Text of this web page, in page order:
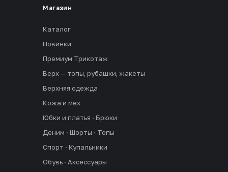
Магазин
Каталог
Новинки
Премиум Трикотаж
Верх — топы, рубашки, жакеты
Верхняя одежда
Кожа и мех
Юбки и платья · Брюки
Деним · Шорты · Топы
Спорт · Купальники
Обувь · Аксессуары